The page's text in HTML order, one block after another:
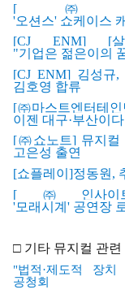
[ ㈜
'오션스' 쇼케이스
[CJ ENM] [
"기업은 젊은이의
[CJ ENM] 김성규,
김호영 합류
[㈜마스 트엔 터테 인
이젠 대구·부산이다
[㈜쇼노트] 뮤지컬
고은성 출연
[쇼플레이]정동원,
[ ㈜ 인사이
'모래시계' 공연장
□ 기타 뮤지컬 관련
"법적·제도적 장치
공청회